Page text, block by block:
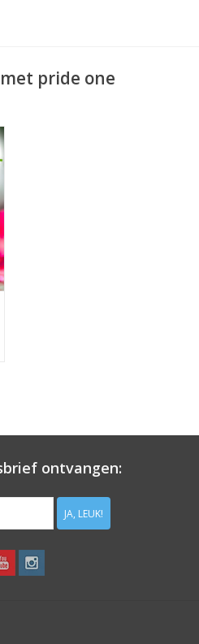
pride one
ontvangen:
JA, LEUK!